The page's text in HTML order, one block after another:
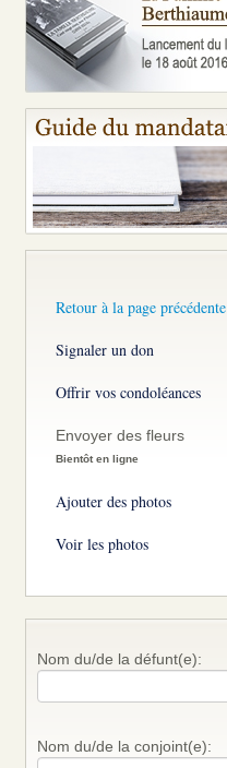
Retour à la page précédente
Signaler un don
Offrir vos condoléances
Envoyer des fleurs
Bientôt en ligne
Ajouter des photos
Voir les photos
Nom du/de la défunt(e):
Nom du/de la conjoint(e):